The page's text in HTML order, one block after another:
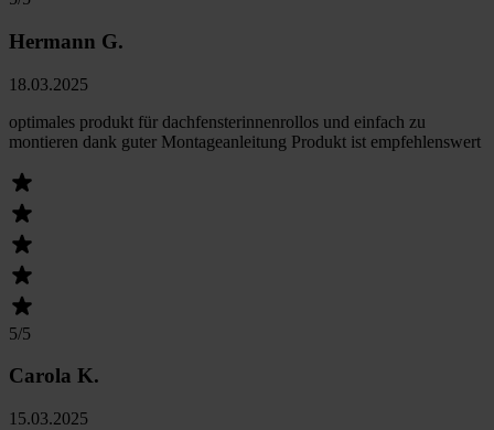
Hermann G.
18.03.2025
optimales produkt für dachfensterinnenrollos und einfach zu
montieren dank guter Montageanleitung Produkt ist empfehlenswert
5/5
Carola K.
15.03.2025